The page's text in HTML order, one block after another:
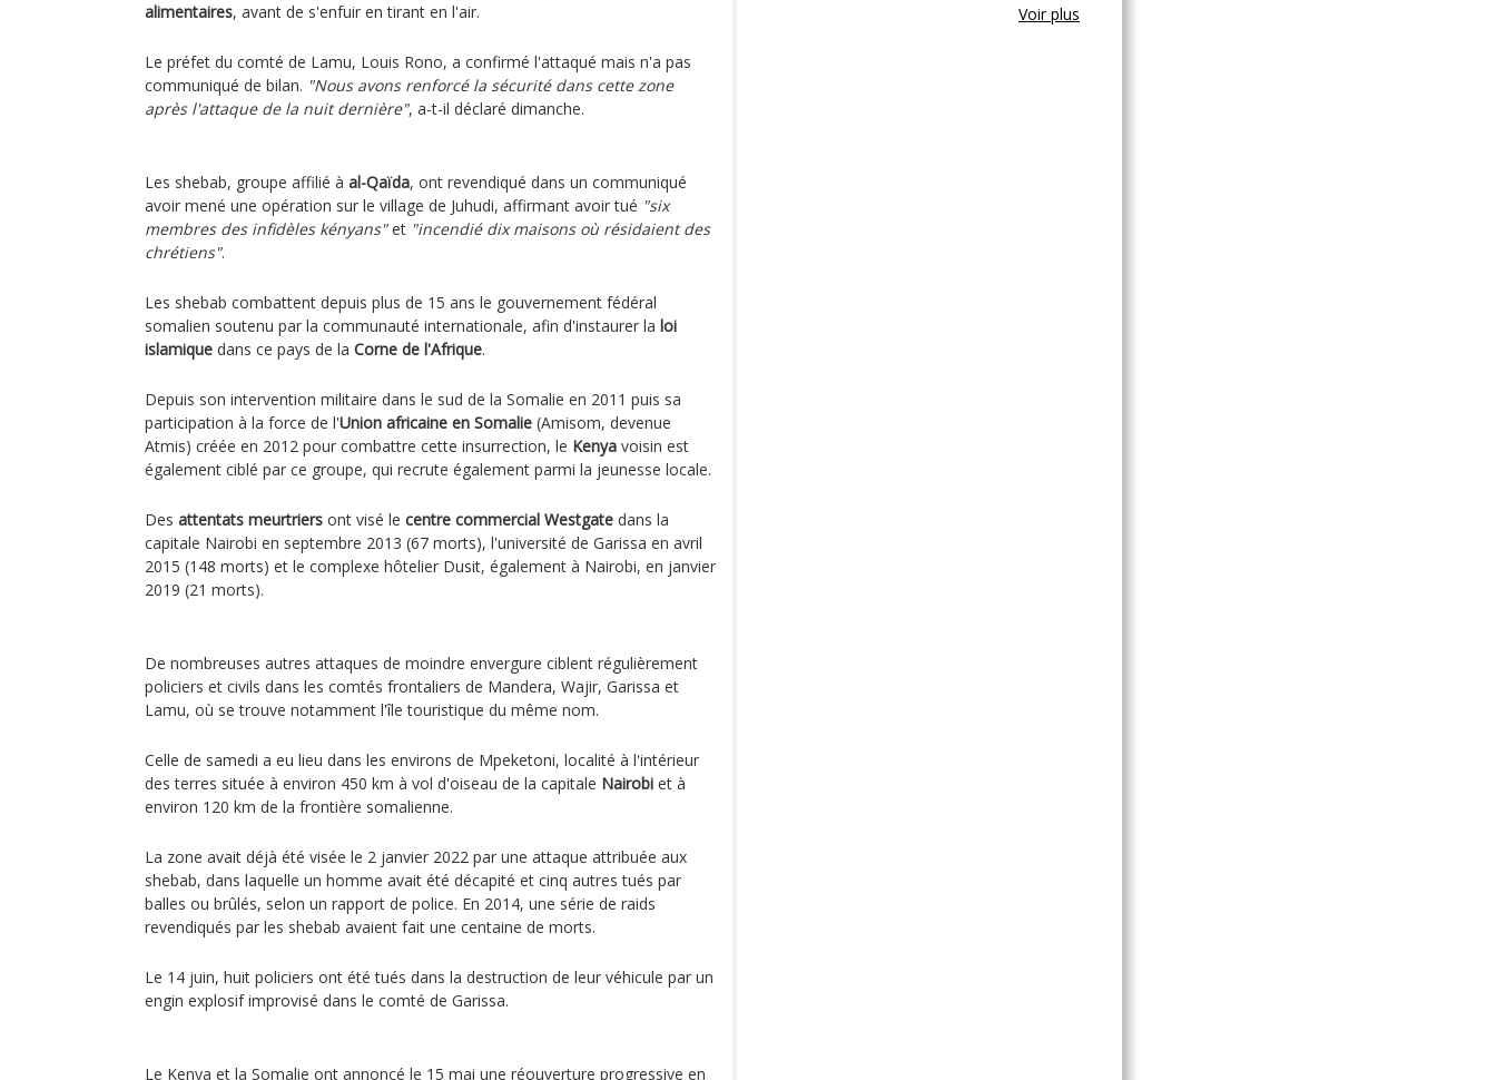
alimentaires, avant de s'enfuir en tirant en l'air.
Le préfet du comté de Lamu, Louis Rono, a confirmé l'attaqué mais n'a pas
communiqué de bilan. "Nous avons renforcé la sécurité dans cette zone
après l'attaque de la nuit dernière", a-t-il déclaré dimanche.
Les shebab, groupe affilié à al-Qaïda, ont revendiqué dans un communiqué
avoir mené une opération sur le village de Juhudi, affirmant avoir tué "six
membres des infidèles kényans"et "incendié dix maisons où résidaient des
chrétiens".
Les shebab combattent depuis plus de 15 ans le gouvernement fédéral
somalien soutenu par la communauté internationale, afin d'instaurer la loi
islamique dans ce pays de la Corne de l'Afrique.
Depuis son intervention militaire dans le sud de la Somalie en 2011 puis sa
participation à la force de l'Union africaine en Somalie (Amisom, devenue
Atmis) créée en 2012 pour combattre cette insurrection, le Kenya voisin est
également ciblé par ce groupe, qui recrute également parmi la jeunesse locale.
Des attentats meurtriers ont visé le centre commercial Westgate dans la
capitale Nairobi en septembre 2013 (67 morts), l'université de Garissa en avril
2015 (148 morts) et le complexe hôtelier Dusit, également à Nairobi, en janvier
2019 (21 morts).
De nombreuses autres attaques de moindre envergure ciblent régulièrement
policiers et civils dans les comtés frontaliers de Mandera, Wajir, Garissa et
Lamu, où se trouve notamment l'île touristique du même nom.
Celle de samedi a eu lieu dans les environs de Mpeketoni, localité à l'intérieur
des terres située à environ 450 km à vol d'oiseau de la capitale Nairobi et à
environ 120 km de la frontière somalienne.
La zone avait déjà été visée le 2 janvier 2022 par une attaque attribuée aux
shebab, dans laquelle un homme avait été décapité et cinq autres tués par
balles ou brûlés, selon un rapport de police. En 2014, une série de raids
revendiqués par les shebab avaient fait une centaine de morts.
Le 14 juin, huit policiers ont été tués dans la destruction de leur véhicule par un
engin explosif improvisé dans le comté de Garissa.
Le Kenya et la Somalie ont annoncé le 15 mai une réouverture progressive en
Voir plus